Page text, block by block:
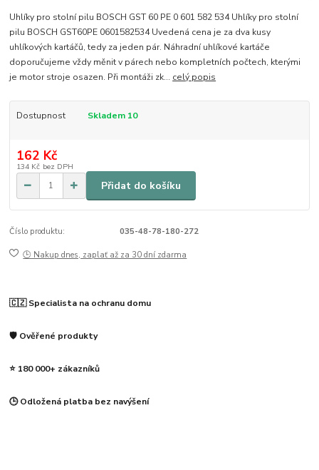
Uhlíky pro stolní pilu BOSCH GST 60 PE 0 601 582 534 Uhlíky pro stolní
pilu BOSCH GST60PE 0601582534 Uvedená cena je za dva kusy
uhlíkových kartáčů, tedy za jeden pár. Náhradní uhlíkové kartáče
doporučujeme vždy měnit v párech nebo kompletních počtech, kterými
je motor stroje osazen. Při montáži zk... celý popis
Dostupnost Skladem 10
162 Kč
134 Kč bez DPH
Přidat do košíku
Číslo produktu: 035-48-78-180-272
🕒 Nakup dnes, zaplať až za 30 dní zdarma
🇨🇿 Specialista na ochranu domu
🛡️ Ověřené produkty
⭐ 180 000+ zákazníků
🕒 Odložená platba bez navýšení